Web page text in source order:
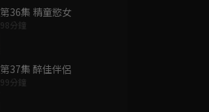
第36集 精童慾女
98分鐘
第37集 醉佳伴侶
99分鐘